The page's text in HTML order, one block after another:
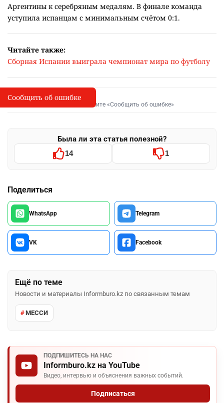
Аргентины к серебряным медалям. В финале команда
уступила испанцам с минимальным счётом 0:1.
Читайте также:
Сборная Испании выиграла чемпионат мира по футболу
I
Сообщить об опечатке
Выделите фрагмент и нажмите «Сообщить об ошибке»
Была ли эта статья полезной?
14 1
Поделиться
WhatsApp Telegram
VK Facebook
Ещё по теме
Новости и материалы Informburo.kz по связанным темам
МЕССИ
ПОДПИШИТЕСЬ НА НАС
Informburo.kz на YouTube
Видео, интервью и объяснения важных событий.
Подписаться
Сообщить об ошибке